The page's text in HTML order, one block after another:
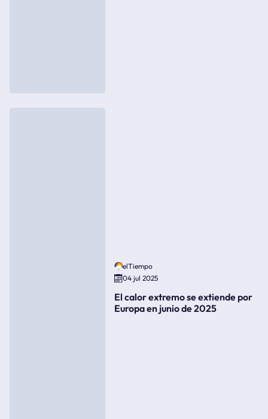
elTiempo
04 jul 2025
El calor extremo se extiende por
Europa en junio de 2025